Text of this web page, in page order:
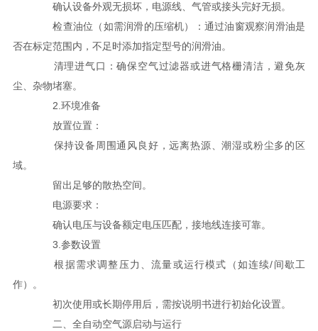
确认设备外观无损坏，电源线、气管或接头完好无损。
检查油位（如需润滑的压缩机）：通过油窗观察润滑油是
否在标定范围内，不足时添加指定型号的润滑油。
清理进气口：确保空气过滤器或进气格栅清洁，避免灰
尘、杂物堵塞。
2.环境准备
放置位置：
保持设备周围通风良好，远离热源、潮湿或粉尘多的区
域。
留出足够的散热空间。
电源要求：
确认电压与设备额定电压匹配，接地线连接可靠。
3.参数设置
根据需求调整压力、流量或运行模式（如连续/间歇工
作）。
初次使用或长期停用后，需按说明书进行初始化设置。
二、全自动空气源启动与运行